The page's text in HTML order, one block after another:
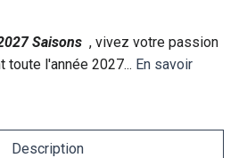
Saisons , vivez votre passion
toute l'année 2027... En savoir
Description